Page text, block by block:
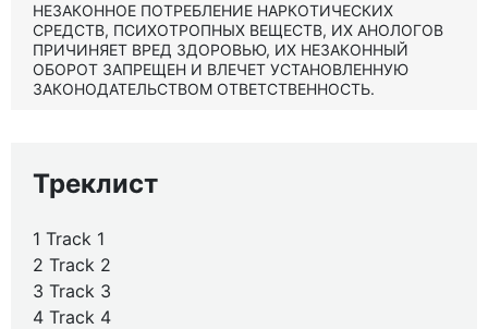
НЕЗАКОННОЕ ПОТРЕБЛЕНИЕ НАРКОТИЧЕСКИХ
СРЕДСТВ, ПСИХОТРОПНЫХ ВЕЩЕСТВ, ИХ АНОЛОГОВ
ПРИЧИНЯЕТ ВРЕД ЗДОРОВЬЮ, ИХ НЕЗАКОННЫЙ
ОБОРОТ ЗАПРЕЩЕН И ВЛЕЧЕТ УСТАНОВЛЕННУЮ
ЗАКОНОДАТЕЛЬСТВОМ ОТВЕТСТВЕННОСТЬ.
Треклист
1 Track 1
2 Track 2
3 Track 3
4 Track 4